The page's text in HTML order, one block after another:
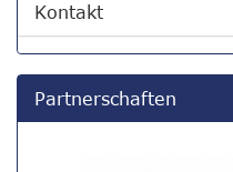
Kontakt
Partnerschaften